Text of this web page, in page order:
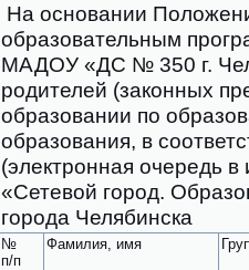
На основании
образовательным
МАДОУ «ДС № 350 г.
родителей (законных
образовании по
образования, в
(электронная очередь
«Сетевой город.
города Челябинска
№
п/п
Фамилия, имя